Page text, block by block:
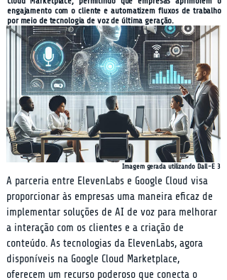
engajamento com o cliente e automatizem fluxos de trabalho
por meio de tecnologia de voz de última geração.
Imagem gerada utilizando Dall-E 3
A parceria entre ElevenLabs e Google Cloud visa
proporcionar às empresas uma maneira eficaz de
implementar soluções de AI de voz para melhorar
a interação com os clientes e a criação de
conteúdo. As tecnologias da ElevenLabs, agora
disponíveis na Google Cloud Marketplace,
oferecem um recurso poderoso que conecta o